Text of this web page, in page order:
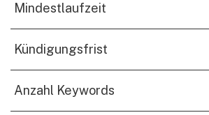
Mindestlaufzeit
Kündigungsfrist
Anzahl Keywords